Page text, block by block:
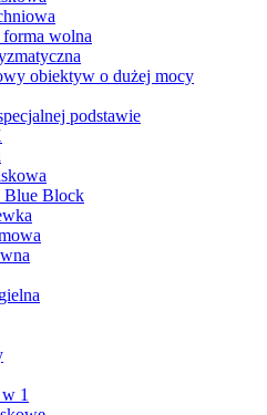
wolna
obiektyw o dużej mocy
podstawie
Blue Block
1